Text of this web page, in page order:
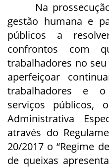
Na prossecução
gestão humana e
públicos a
confrontos com
trabalhadores no
aperfeiçoar
trabalhadores e
serviços públicos,
Administrativa
através do
20/2017 o “Regime
de queixas